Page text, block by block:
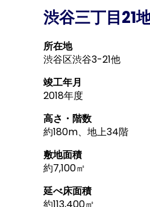
渋谷三丁目21
所在地
渋谷区渋谷3-21他
竣工年月
2018年度
高さ・階数
約180m、地上34階
敷地面積
約7,100㎡
延べ床面積